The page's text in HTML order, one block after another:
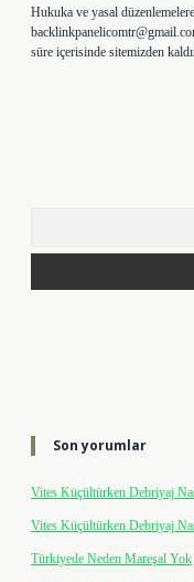
Hukuka ve yasal
süre içerisinde sitemizden
Son yorumlar
Vites Küçültürken Debriyaj
Vites Küçültürken Debriyaj
Türkiyede Neden Mareşal Yok